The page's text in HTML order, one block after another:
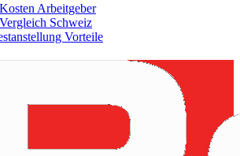
Arbeitgeber
Schweiz
Vorteile